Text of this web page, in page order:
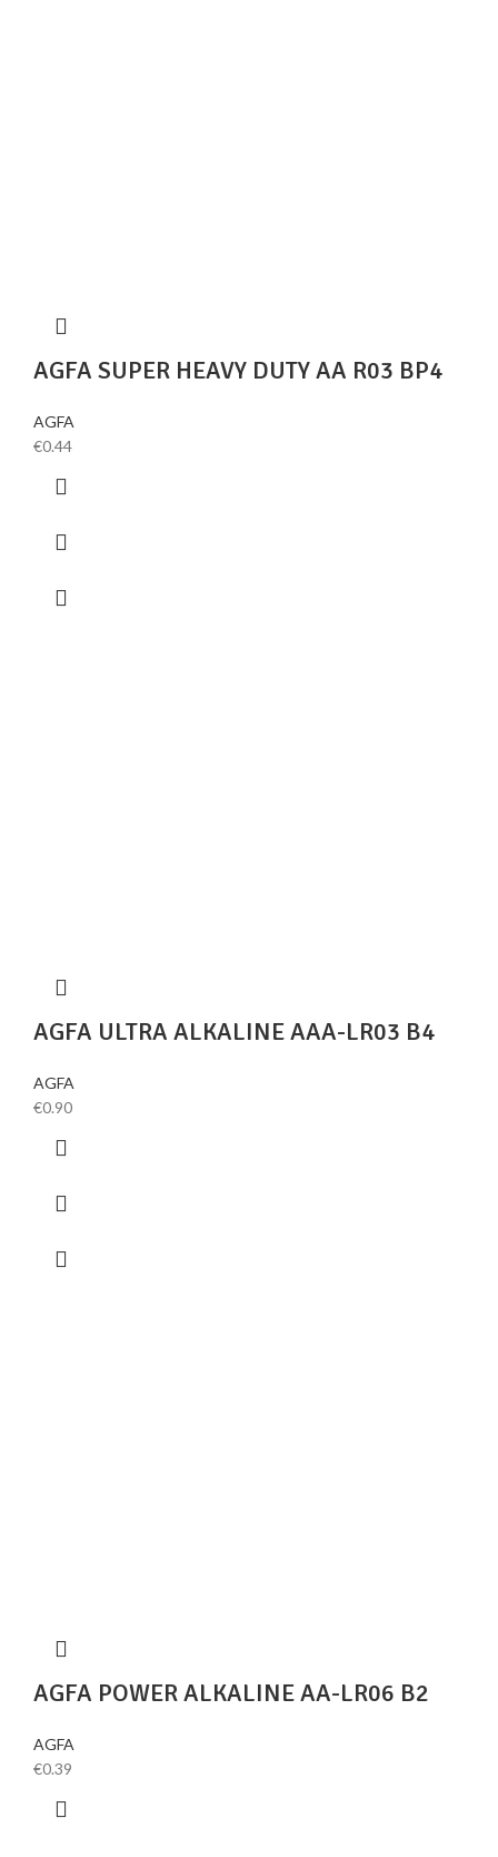
AGFA SUPER HEAVY DUTY AA R03 BP4
AGFA
€0.44
AGFA ULTRA ALKALINE AAA-LR03 B4
AGFA
€0.90
AGFA POWER ALKALINE AA-LR06 B2
AGFA
€0.39